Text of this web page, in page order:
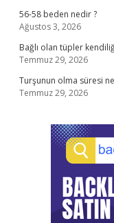
56-58 beden nedir ?
Ağustos 3, 2026
Bağlı olan tüpler
Temmuz 29, 2026
Turşunun olma süresi
Temmuz 29, 2026